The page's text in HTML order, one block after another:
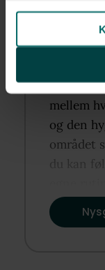
I
mellem
og den
området
du kan